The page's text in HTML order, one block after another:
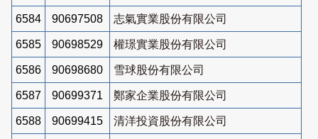
6584 90697508 志氣實業股份有限公司
6585 90698529 權璟實業股份有限公司
6586 90698680 雪球股份有限公司
6587 90699371 鄭家企業股份有限公司
6588 90699415 清洋投資股份有限公司